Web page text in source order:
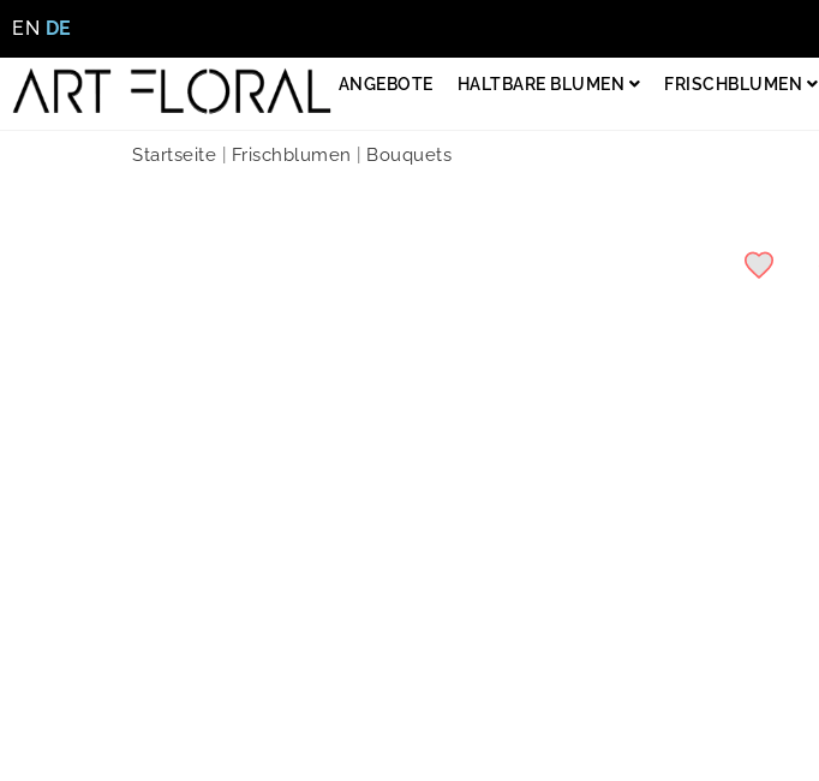
EN DE
ANGEBOTE HALTBARE BLUMEN FRISCHBLUMEN
Startseite Frischblumen Bouquets